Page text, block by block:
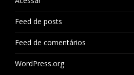
Feed de posts
Feed de comentários
WordPress.org